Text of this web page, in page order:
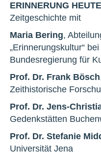
ERINNERUNG HEUTE
Zeitgeschichte mit
Maria Bering,
„Erinnerungskultur“
Bundesregierung für
Prof. Dr. Frank Bösch
Zeithistorische
Prof. Dr. Jens-
Gedenkstätten
Prof. Dr. Stefanie
Universität Jena